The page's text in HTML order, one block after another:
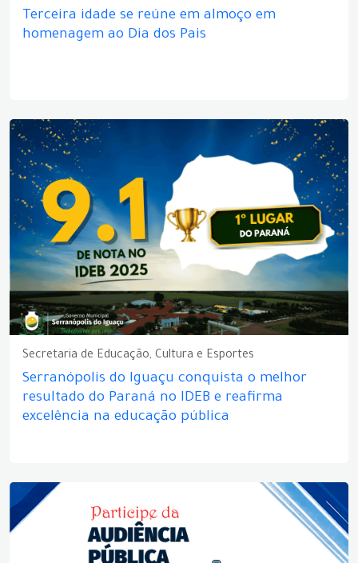
Terceira idade se reúne em almoço em
homenagem ao Dia dos Pais
Secretaria de Educação, Cultura e Esportes
Serranópolis do Iguaçu conquista o melhor
resultado do Paraná no IDEB e reafirma
excelência na educação pública